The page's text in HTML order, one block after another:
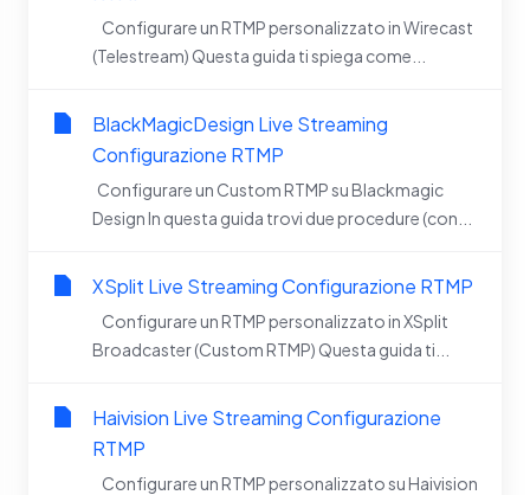
Configurare un RTMP personalizzato in Wirecast
(Telestream) Questa guida ti spiega come...
BlackMagicDesign Live Streaming
Configurazione RTMP
Configurare un Custom RTMP su Blackmagic
Design In questa guida trovi due procedure (con...
XSplit Live Streaming Configurazione RTMP
Configurare un RTMP personalizzato in XSplit
Broadcaster (Custom RTMP) Questa guida ti...
Haivision Live Streaming Configurazione
RTMP
Configurare un RTMP personalizzato su Haivision